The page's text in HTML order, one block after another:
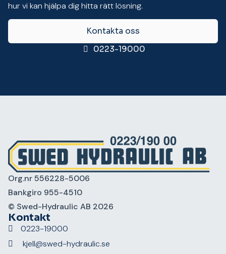
hur vi kan hjälpa dig hitta rätt lösning.
0223-19000
Kontakta oss
Org.nr 556228-5006
Bankgiro 955-4510
© Swed-Hydraulic AB 2026
Kontakt
0223-19000
kjell@swed-hydraulic.se